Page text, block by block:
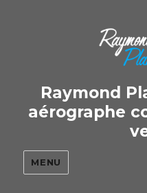
Raymond
aérographe
MENU